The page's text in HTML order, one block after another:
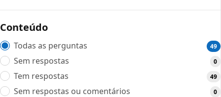
Conteúdo
Todas as perguntas 49
Sem respostas 0
Tem respostas 49
Sem respostas ou comentários 0